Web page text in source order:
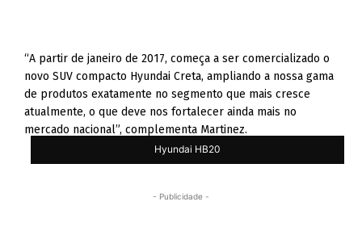
“A partir de janeiro de 2017, começa a ser comercializado o
novo SUV compacto Hyundai Creta, ampliando a nossa gama
de produtos exatamente no segmento que mais cresce
atualmente, o que deve nos fortalecer ainda mais no
mercado nacional”, complementa Martinez.
Hyundai HB20
- Publicidade -